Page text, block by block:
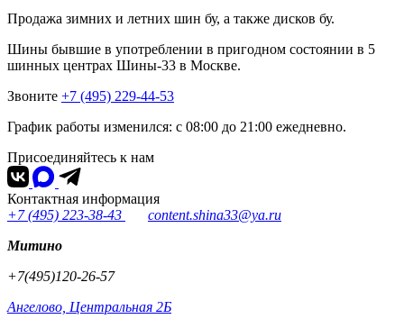
Продажа зимних и летних шин бу, а также дисков бу.
Шины бывшие в употреблении в пригодном состоянии в 5
шинных центрах Шины-33 в Москве.
Звоните +7 (495) 229-44-53
График работы изменился: с 08:00 до 21:00 ежедневно.
Присоединяйтесь к нам
Контактная информация
+7 (495) 223-38-43
content.shina33@ya.ru
Митино
+7(495)120-26-57
Ангелово, Центральная 2Б